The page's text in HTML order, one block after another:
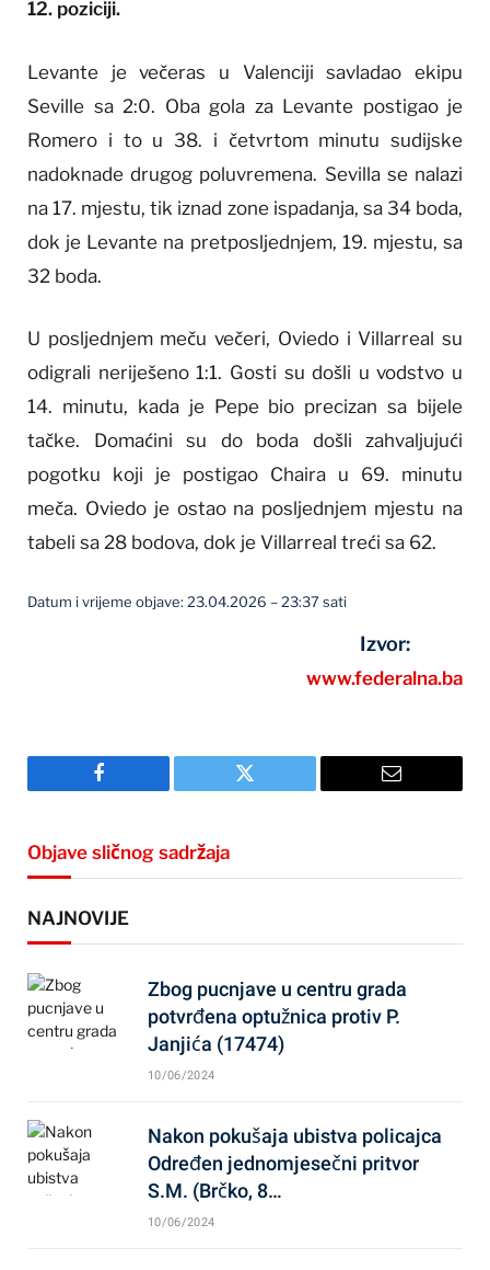
12. poziciji.
Levante je večeras u Valenciji savladao ekipu
Seville sa 2:0. Oba gola za Levante postigao je
Romero i to u 38. i četvrtom minutu sudijske
nadoknade drugog poluvremena. Sevilla se nalazi
na 17. mjestu, tik iznad zone ispadanja, sa 34 boda,
dok je Levante na pretposljednjem, 19. mjestu, sa
32 boda.
U posljednjem meču večeri, Oviedo i Villarreal su
odigrali neriješeno 1:1. Gosti su došli u vodstvo u
14. minutu, kada je Pepe bio precizan sa bijele
tačke. Domaćini su do boda došli zahvaljujući
pogotku koji je postigao Chaira u 69. minutu
meča. Oviedo je ostao na posljednjem mjestu na
tabeli sa 28 bodova, dok je Villarreal treći sa 62.
Datum i vrijeme objave: 23.04.2026 – 23:37 sati
Izvor:
www.federalna.ba
Facebook Twitter Email
Objave sličnog sadržaja
NAJNOVIJE
Zbog pucnjave u centru grada
potvrđena optužnica protiv P.
Janjića (17474)
10/06/2024
Nakon pokušaja ubistva policajca
Određen jednomjesečni pritvor
S.M. (Brčko, 8…
10/06/2024